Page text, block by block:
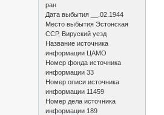
ран
Дата выбытия __.02.1944
Место выбытия Эстонская
ССР, Вируский уезд
Название источника
информации ЦАМО
Номер фонда источника
информации 33
Номер описи источника
информации 11459
Номер дела источника
информации 189